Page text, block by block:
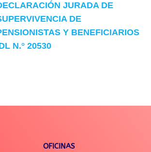
JURADA DE
DE
Y BENEFICIARIOS
N.° 20530
OFICINAS